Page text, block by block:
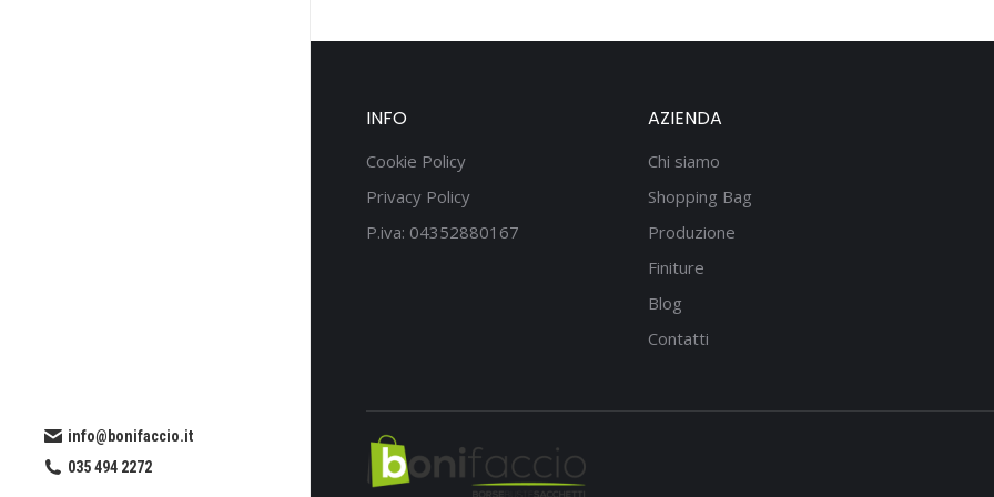
info@bonifaccio.it
035 494 2272
INFO
Cookie Policy
Privacy Policy
P.iva: 04352880167
AZIENDA
Chi siamo
Shopping Bag
Produzione
Finiture
Blog
Contatti